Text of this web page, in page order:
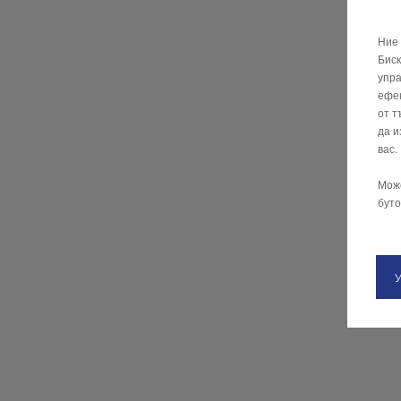
Ние
от
да
вас.